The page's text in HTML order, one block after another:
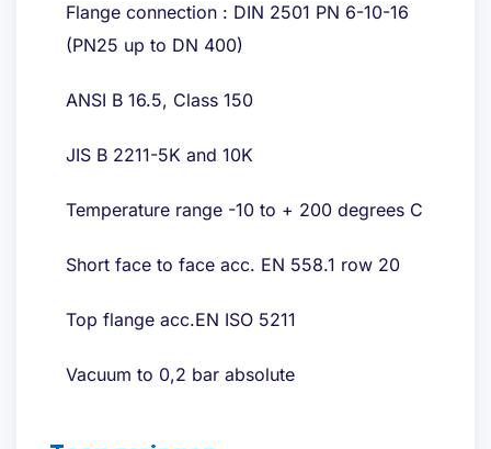
Flange connection : DIN 2501 PN 6-10-16
(PN25 up to DN 400)
ANSI B 16.5, Class 150
JIS B 2211-5K and 10K
Temperature range -10 to + 200 degrees C
Short face to face acc. EN 558.1 row 20
Top flange acc.EN ISO 5211
Vacuum to 0,2 bar absolute